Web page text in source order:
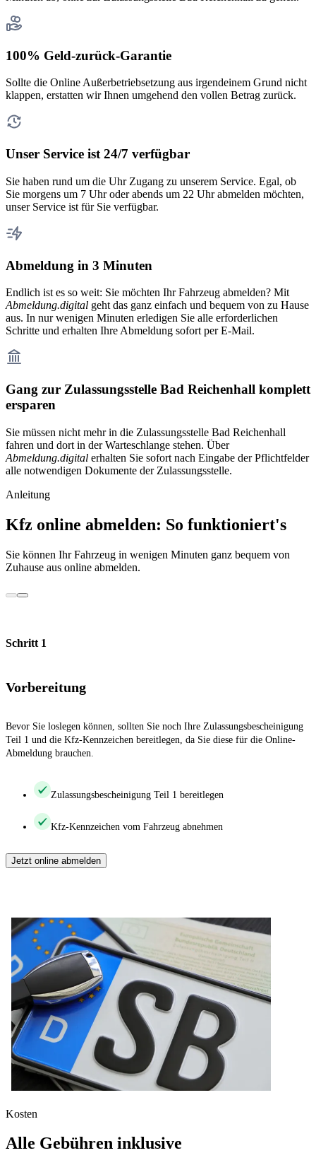
100% Geld-zurück-Garantie
Sollte die Online Außerbetriebsetzung aus irgendeinem Grund nicht
klappen, erstatten wir Ihnen umgehend den vollen Betrag zurück.
Unser Service ist 24/7 verfügbar
Sie haben rund um die Uhr Zugang zu unserem Service. Egal, ob
Sie morgens um 7 Uhr oder abends um 22 Uhr abmelden möchten,
unser Service ist für Sie verfügbar.
Abmeldung in 3 Minuten
Endlich ist es so weit: Sie möchten Ihr Fahrzeug abmelden? Mit
Abmeldung.digital geht das ganz einfach und bequem von zu Hause
aus. In nur wenigen Minuten erledigen Sie alle erforderlichen
Schritte und erhalten Ihre Abmeldung sofort per E-Mail.
Gang zur Zulassungsstelle Bad Reichenhall komplett
ersparen
Sie müssen nicht mehr in die Zulassungsstelle Bad Reichenhall
fahren und dort in der Warteschlange stehen. Über
Abmeldung.digital erhalten Sie sofort nach Eingabe der Pflichtfelder
alle notwendigen Dokumente der Zulassungsstelle.
Anleitung
Kfz online abmelden: So funktioniert's
Sie können Ihr Fahrzeug in wenigen Minuten ganz bequem von
Zuhause aus online abmelden.
Schritt 1
Vorbereitung
Bevor Sie loslegen können, sollten Sie noch Ihre Zulassungsbescheinigung
Teil 1 und die Kfz-Kennzeichen bereitlegen, da Sie diese für die Online-
Abmeldung brauchen.
Zulassungsbescheinigung Teil 1 bereitlegen
Kfz-Kennzeichen vom Fahrzeug abnehmen
Jetzt online abmelden
Kosten
Alle Gebühren inklusive